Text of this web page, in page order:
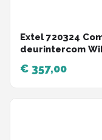
Extel 720324
deurintercom
€ 357,00